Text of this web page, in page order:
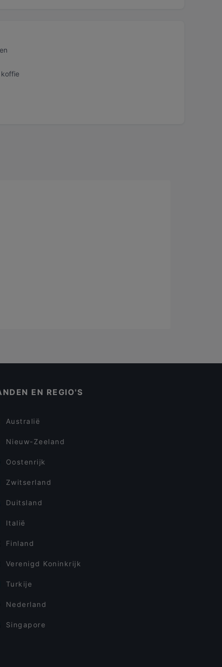
koffie
EN REGIO'S
Australië
Nieuw-Zeeland
Oostenrijk
Zwitserland
Duitsland
Italië
Finland
Verenigd Koninkrijk
Turkije
Nederland
Singapore